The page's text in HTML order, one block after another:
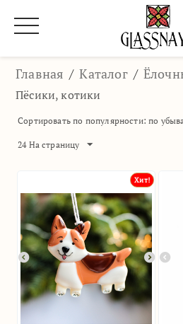
Главная / Каталог /
Пёсики, котики
Сортировать по популярности: по
24 На страницу
Хит!